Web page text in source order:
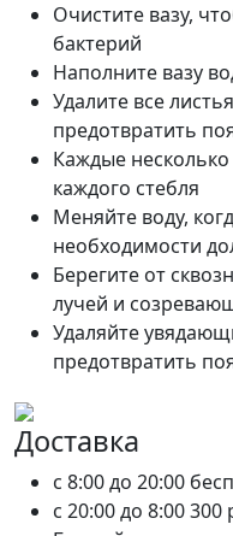
Очистите вазу,
бактерий
Наполните вазу
Удалите все
предотвратить
Каждые несколько
каждого стебля
Меняйте воду,
необходимости
Берегите от
лучей и
Удаляйте
предотвратить
Доставка
c 8:00 до 20:00
c 20:00 до 8:00300